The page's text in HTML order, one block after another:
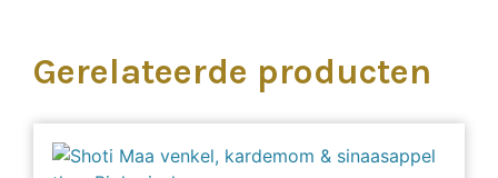
Gerelateerde producten